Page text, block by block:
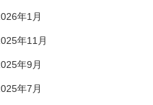
年1月
年11月
年9月
年7月